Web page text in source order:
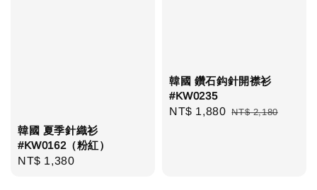
韓國 夏季針織衫
#KW0162（粉紅）
Regular
NT$ 1,380
韓國 鑽石鈎針開襟衫
#KW0235
Sale
NT$ 1,880 Regular
NT$ 2,180